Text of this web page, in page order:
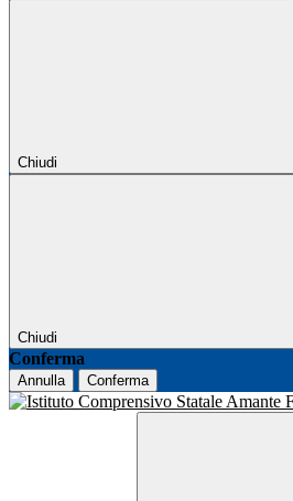
Chiudi
Chiudi
Conferma
Annulla Conferma